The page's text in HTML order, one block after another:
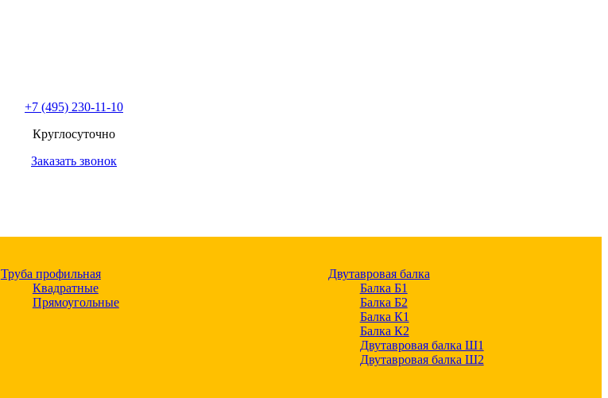
+7 (495) 230-11-10
Круглосуточно
Заказать звонок
Труба профильная
Квадратные
Прямоугольные
Двутавровая балка
Балка Б1
Балка Б2
Балка К1
Балка К2
Двутавровая балка Ш1
Двутавровая балка Ш2